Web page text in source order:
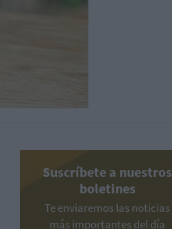
Suscríbete a nuestros
boletines
Te enviaremos las noticias
más importantes del día